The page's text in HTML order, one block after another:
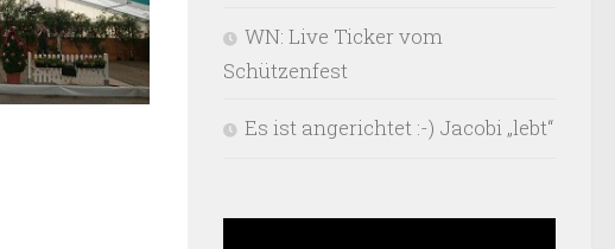
WN: Live Ticker vom
Schützenfest
Es ist angerichtet :-) Jacobi „lebt“